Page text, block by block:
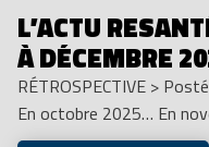
L’ACTU
À DÉCEMBRE
RÉTROSPECTIVE >
En octobre 2025… En